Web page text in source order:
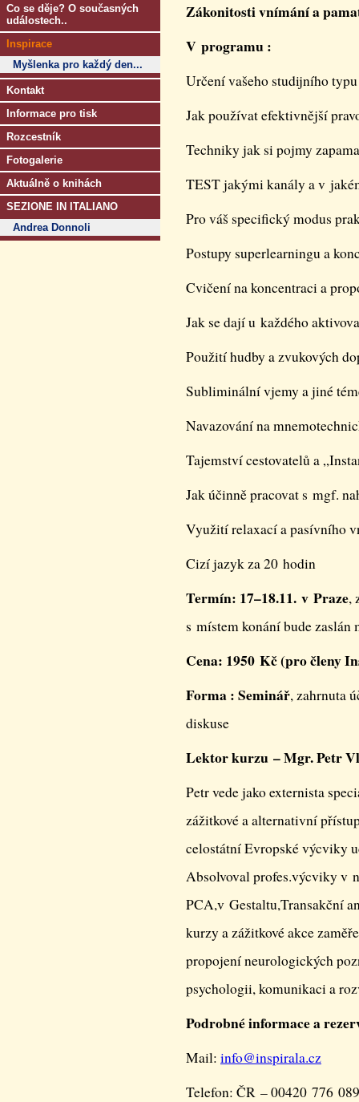
Co se děje? O současných
událostech..
Inspirace
Myšlenka pro každý den...
Kontakt
Informace pro tisk
Rozcestník
Fotogalerie
Aktuálně o knihách
SEZIONE IN ITALIANO
Andrea Donnoli
Zákonitosti vnímání a
V programu :
Určení vašeho studijního
Jak používat efektivnější
Techniky jak si pojmy
TEST jakými kanály a v
Pro váš specifický modus
Postupy superlearningu a
Cvičení na koncentraci a
Jak se dají u každého
Použití hudby a zvukových
Subliminální vjemy a jiné
Navazování na
Tajemství cestovatelů a
Jak účinně pracovat s mgf.
Využití relaxací a pasívního
Cizí jazyk za 20 hodin
Termín: 17–18.11. v Praze,
s místem konání bude zaslán
Cena: 1950 Kč (pro členy
Forma : Seminář, zahrnuta
diskuse
Lektor kurzu – Mgr. Petr
Petr vede jako externista
zážitkové a alternativní
celostátní Evropské výcviky
Absolvoval profes.výcviky v
PCA,v Gestaltu,Tran­sakční
kurzy a zážitkové akce
propojení neurologických
psychologii, komunikaci a
Podrobné informace a
Mail: info@inspirala.cz
Telefon: ČR – 00420 776